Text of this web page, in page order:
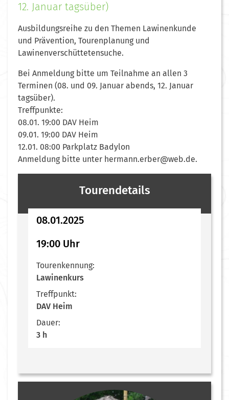
12. Januar tagsüber)
Ausbildungsreihe zu den Themen Lawinenkunde
und Prävention, Tourenplanung und
Lawinenverschüttetensuche.
Bei Anmeldung bitte um Teilnahme an allen 3
Terminen (08. und 09. Januar abends, 12. Januar
tagsüber).
Treffpunkte:
08.01. 19:00 DAV Heim
09.01. 19:00 DAV Heim
12.01. 08:00 Parkplatz Badylon
Anmeldung bitte unter hermann.erber@web.de.
Tourendetails
08.01.2025
19:00 Uhr
Tourenkennung:
Lawinenkurs
Treffpunkt:
DAV Heim
Dauer:
3 h